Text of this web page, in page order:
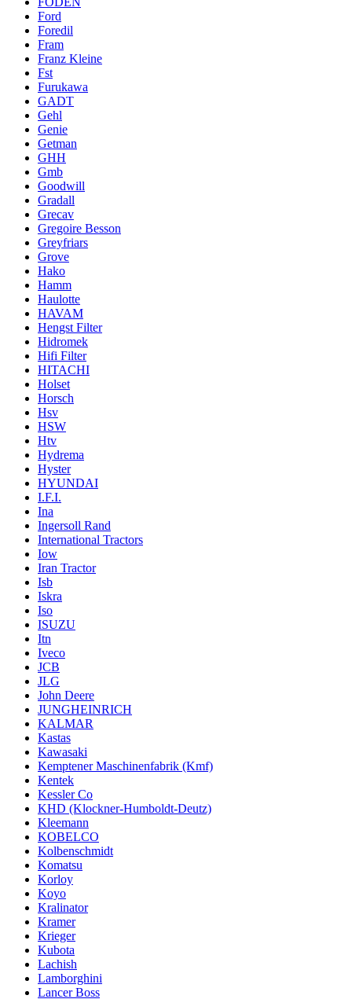
Ford
Foredil
Fram
Franz Kleine
Fst
Furukawa
GADT
Gehl
Genie
Getman
GHH
Gmb
Goodwill
Gradall
Grecav
Gregoire Besson
Greyfriars
Grove
Hako
Hamm
Haulotte
HAVAM
Hengst Filter
Hidromek
Hifi Filter
HITACHI
Holset
Horsch
Hsv
HSW
Htv
Hydrema
Hyster
HYUNDAI
I.F.I.
Ina
Ingersoll Rand
International Tractors
Iow
Iran Tractor
Isb
Iskra
Iso
ISUZU
Itn
Iveco
JCB
JLG
John Deere
JUNGHEINRICH
KALMAR
Kastas
Kawasaki
Kemptener Maschinenfabrik (Kmf)
Kentek
Kessler Co
KHD (Klockner-Humboldt-Deutz)
Kleemann
KOBELCO
Kolbenschmidt
Komatsu
Korloy
Koyo
Kralinator
Kramer
Krieger
Kubota
Lachish
Lamborghini
Lancer Boss